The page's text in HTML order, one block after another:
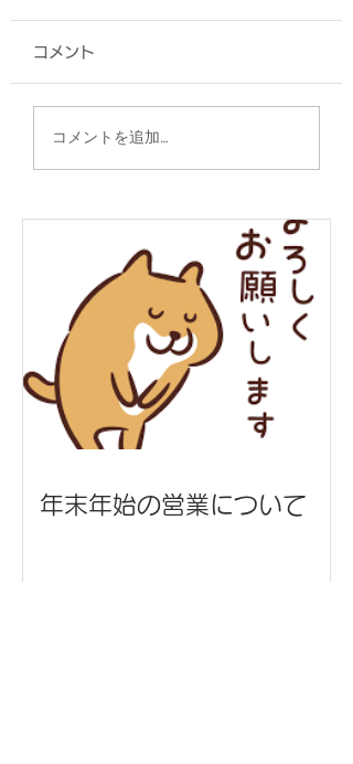
A4フラットトート/仲
本工業 様
コメント
コメントを追加…
年末年始の営業について